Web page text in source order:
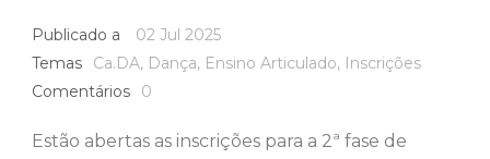
Publicado a
02 Jul 2025
Temas
Ca.DA, Dança, Ensino Articulado, Inscrições
Comentários
0
Estão abertas as inscrições para a 2ª fase de